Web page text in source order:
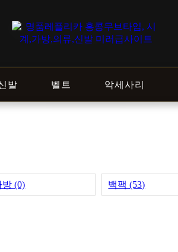
니 주문 전 상담창으로 문의해 주세요.
발 벨트 악세사리
(0) 백팩 (53)